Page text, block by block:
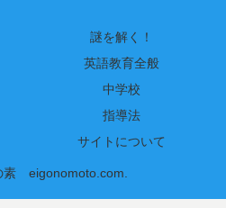
謎を解く！
英語教育全般
中学校
指導法
サイトについて
素 eigonomoto.com.